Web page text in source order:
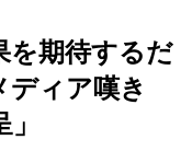
を期待するだ
ィア嘆き